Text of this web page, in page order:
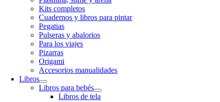
Kits completos
Cuadernos y libros para pintar
Pegatias
Pulseras y abalorios
Para los viajes
Pizarras
Origami
Accesorios manualidades
Libros
Libros para bebés
Libros de tela